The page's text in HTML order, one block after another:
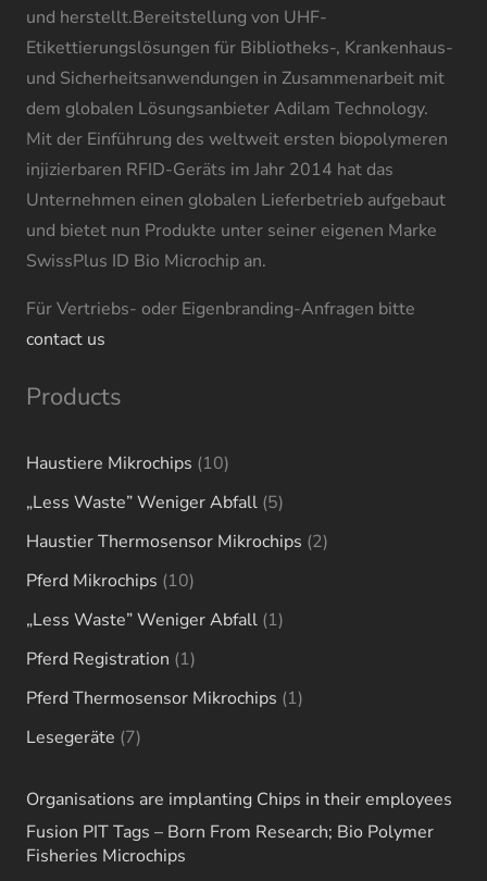
und herstellt.Bereitstellung von UHF-
Etikettierungslösungen für Bibliotheks-, Krankenhaus-
und Sicherheitsanwendungen in Zusammenarbeit mit
dem globalen Lösungsanbieter Adilam Technology.
Mit der Einführung des weltweit ersten biopolymeren
injizierbaren RFID-Geräts im Jahr 2014 hat das
Unternehmen einen globalen Lieferbetrieb aufgebaut
und bietet nun Produkte unter seiner eigenen Marke
SwissPlus ID Bio Microchip an.
Für Vertriebs- oder Eigenbranding-Anfragen bitte
contact us
Products
Haustiere Mikrochips 1010
products
„Less Waste” Weniger Abfall 55
products
Haustier Thermosensor Mikrochips 22
Pferd Mikrochips 1010
products
„Less Waste” Weniger Abfall 11
Pferd Registration 11
product
Pferd Thermosensor Mikrochips 11
Lesegeräte 77
Organisations are implanting Chips in their employees
Fusion PIT Tags – Born From Research; Bio Polymer
Fisheries Microchips